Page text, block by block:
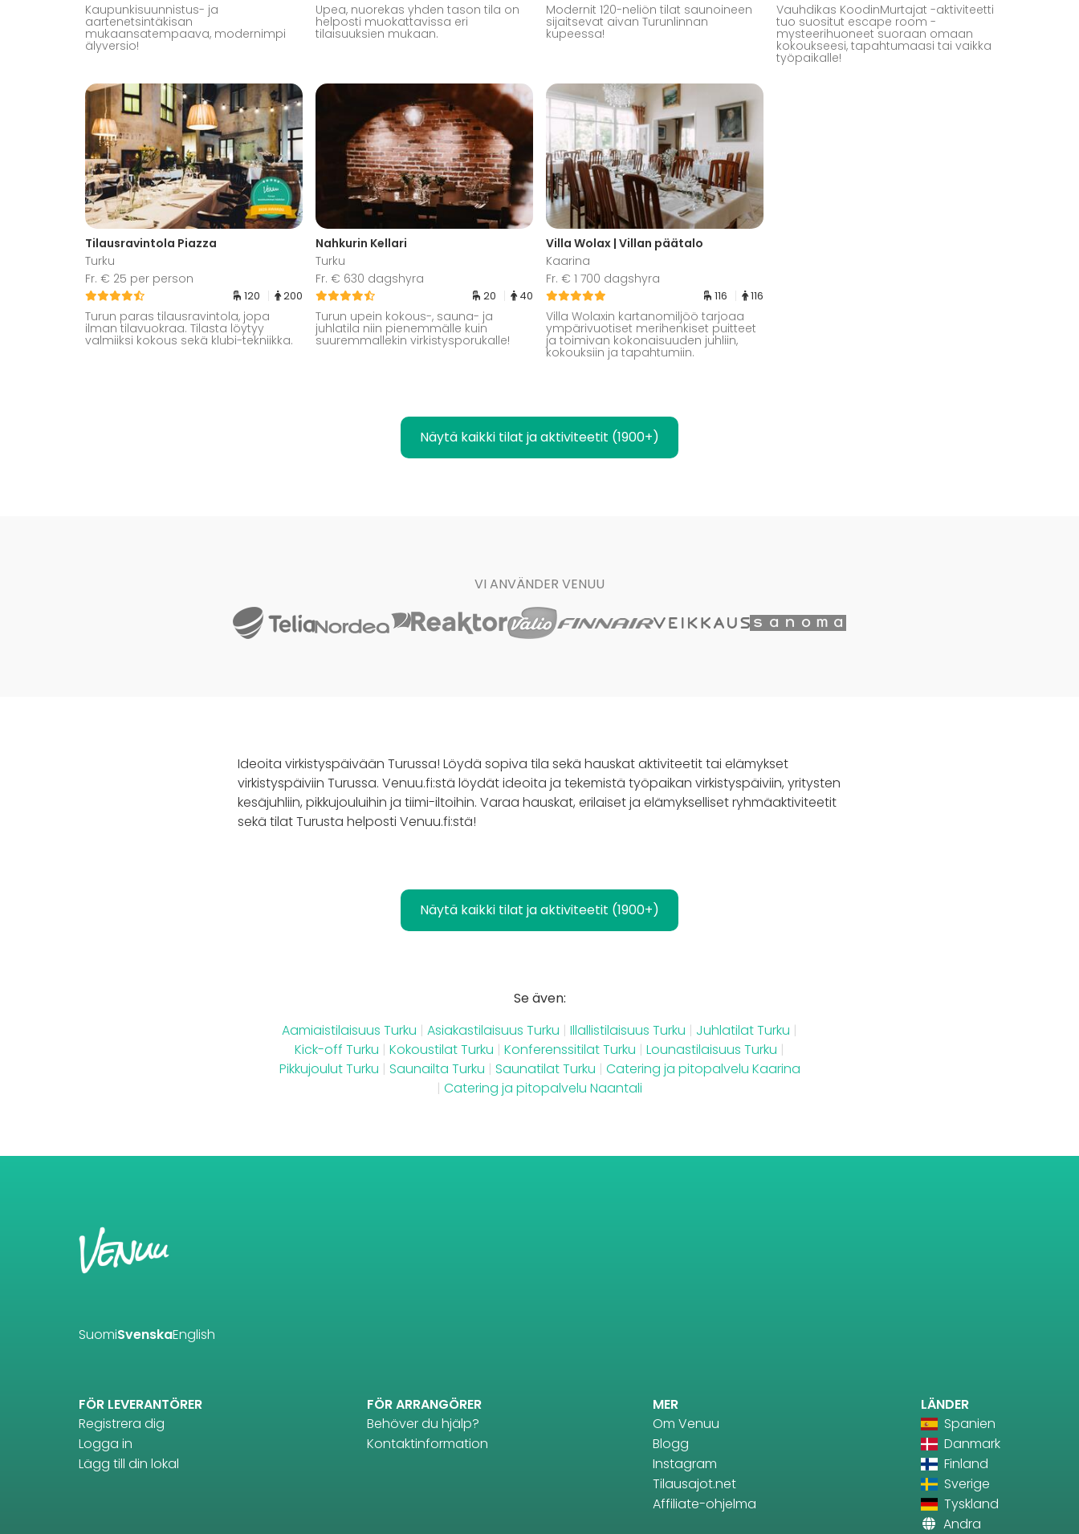
Kaupunkisuunnistus- ja
aartenetsintäkisan
mukaansatempaava, modernimpi
älyversio!
Upea, nuorekas yhden tason tila on
helposti muokattavissa eri
tilaisuuksien mukaan.
Modernit 120-neliön tilat saunoineen
sijaitsevat aivan Turunlinnan
kupeessa!
Vauhdikas KoodinMurtajat -aktiviteetti
tuo suositut escape room -
mysteerihuoneet suoraan omaan
kokoukseesi, tapahtumaasi tai vaikka
työpaikalle!
Tilausravintola Piazza
Turku
Fr. € 25 per person
120 200
Turun paras tilausravintola, jopa
ilman tilavuokraa. Tilasta löytyy
valmiiksi kokous sekä klubi-tekniikka.
Nahkurin Kellari
Turku
Fr. € 630 dagshyra
20 40
Turun upein kokous-, sauna- ja
juhlatila niin pienemmälle kuin
suuremmallekin virkistysporukalle!
Villa Wolax | Villan päätalo
Kaarina
Fr. € 1 700 dagshyra
116 116
Villa Wolaxin kartanomiljöö tarjoaa
ympärivuotiset merihenkiset puitteet
ja toimivan kokonaisuuden juhliin,
kokouksiin ja tapahtumiin.
Näytä kaikki tilat ja aktiviteetit (1900+)
VI ANVÄNDER VENUU
Ideoita virkistyspäivään Turussa! Löydä sopiva tila sekä hauskat aktiviteetit tai elämykset
virkistyspäiviin Turussa. Venuu.fi:stä löydät ideoita ja tekemistä työpaikan virkistyspäiviin, yritysten
kesäjuhliin, pikkujouluihin ja tiimi-iltoihin. Varaa hauskat, erilaiset ja elämykselliset ryhmäaktiviteetit
sekä tilat Turusta helposti Venuu.fi:stä!
Näytä kaikki tilat ja aktiviteetit (1900+)
Se även:
Aamiaistilaisuus Turku | Asiakastilaisuus Turku | Illallistilaisuus Turku | Juhlatilat Turku |
Kick-off Turku | Kokoustilat Turku | Konferenssitilat Turku | Lounastilaisuus Turku |
Pikkujoulut Turku | Saunailta Turku | Saunatilat Turku | Catering ja pitopalvelu Kaarina
| Catering ja pitopalvelu Naantali
SuomiSvenskaEnglish
FÖR LEVERANTÖRER
Registrera dig
Logga in
Lägg till din lokal
FÖR ARRANGÖRER
Behöver du hjälp?
Kontaktinformation
MER
Om Venuu
Blogg
Instagram
Tilausajot.net
Affiliate-ohjelma
LÄNDER
Spanien
Danmark
Finland
Sverige
Tyskland
Andra